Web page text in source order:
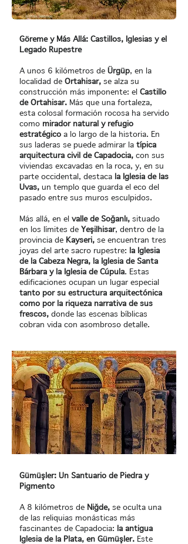
Göreme y Más Allá: Castillos, Iglesias y el
Legado Rupestre
A unos 6 kilómetros de Ürgüp, en la
localidad de Ortahisar, se alza su
construcción más imponente: el Castillo
de Ortahisar. Más que una fortaleza,
esta colosal formación rocosa ha servido
como mirador natural y refugio
estratégico a lo largo de la historia. En
sus laderas se puede admirar la típica
arquitectura civil de Capadocia, con sus
viviendas excavadas en la roca, y, en su
parte occidental, destaca la Iglesia de las
Uvas, un templo que guarda el eco del
pasado entre sus muros esculpidos.
Más allá, en el valle de Soğanlı, situado
en los límites de Yeşilhisar, dentro de la
provincia de Kayseri, se encuentran tres
joyas del arte sacro rupestre: la Iglesia
de la Cabeza Negra, la Iglesia de Santa
Bárbara y la Iglesia de Cúpula. Estas
edificaciones ocupan un lugar especial
tanto por su estructura arquitectónica
como por la riqueza narrativa de sus
frescos, donde las escenas bíblicas
cobran vida con asombroso detalle.
Gümüşler: Un Santuario de Piedra y
Pigmento
A 8 kilómetros de Niğde, se oculta una
de las reliquias monásticas más
fascinantes de Capadocia: la antigua
Iglesia de la Plata, en Gümüşler. Este